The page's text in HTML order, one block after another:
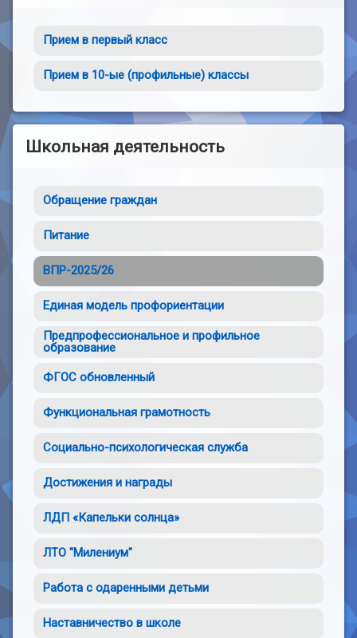
Прием в первый класс
Прием в 10-ые (профильные) классы
Школьная деятельность
Обращение граждан
Питание
ВПР-2025/26
Единая модель профориентации
Предпрофессиональное и профильное
образование
ФГОС обновленный
Функциональная грамотность
Социально-психологическая служба
Достижения и награды
ЛДП «Капельки солнца»
ЛТО "Милениум"
Работа с одаренными детьми
Наставничество в школе